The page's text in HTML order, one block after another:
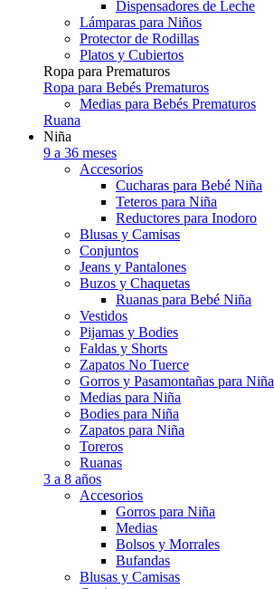
Dispensadores de Leche
Lámparas para Niños
Protector de Rodillas
Platos y Cubiertos
Ropa para Prematuros
Ropa para Bebés Prematuros
Medias para Bebés Prematuros
Ruana
Niña
9 a 36 meses
Accesorios
Cucharas para Bebé Niña
Teteros para Niña
Reductores para Inodoro
Blusas y Camisas
Conjuntos
Jeans y Pantalones
Buzos y Chaquetas
Ruanas para Bebé Niña
Vestidos
Pijamas y Bodies
Faldas y Shorts
Zapatos No Tuerce
Gorros y Pasamontañas para Niña
Medias para Niña
Bodies para Niña
Zapatos para Niña
Toreros
Ruanas
3 a 8 años
Accesorios
Gorros para Niña
Medias
Bolsos y Morrales
Bufandas
Blusas y Camisas